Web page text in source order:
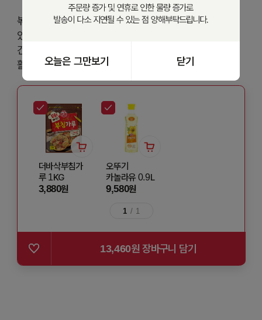
볶아 나온 요즘 미역은 불릴 필요 없이 편리하게 이용할 수
있어요! 부드러운 잎만 사용한 미역으로 아이 간식이나
건강식으로 만들어보세요. 간편하게 맛있게 다양한 요리에
활용해보세요
더바삭부침가
루 1KG
3,880원
오뚜기
카놀라유 0.9L
9,580원
1 / 1
13,460원 장바구니 담기
오늘은 그만보기 닫기